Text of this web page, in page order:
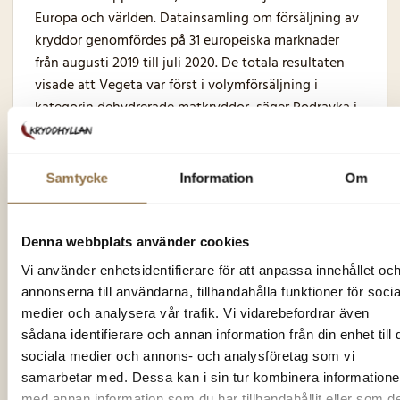
Samtycke Information Om
Denna webbplats använder cookies
Vi använder enhetsidentifierare för att anpassa innehållet och
annonserna till användarna, tillhandahålla funktioner för
medier och analysera vår trafik. Vi vidarebefordrar även
sådana identifierare och annan information från din enhet till
sociala medier och annons- och analysföretag som vi
samarbetar med. Dessa kan i sin tur kombinera
Europa och världen. Datainsamling om försäljning av
kryddor genomfördes på 31 europeiska marknader
från augusti 2019 till juli 2020. De totala resultaten
visade att Vegeta var först i volymförsäljning i
kategorin dehydrerade matkryddor, säger Podravka i
ettuttalande
Varumärket Vegeta, utropat som bästsäljande i
kategorin universella matkryddor, inkluderar
Natur dehydrerade specialmatkryddor och enstaka
kryddor.
Gamla Vegeta-förpackningar (Foto: Podravka)